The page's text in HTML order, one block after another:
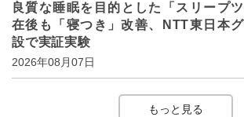
良質な睡眠を目的とした「スリープ
在後も「寝つき」改善、NTT東日本
設で実証実験
2026年08月07日
もっと見る